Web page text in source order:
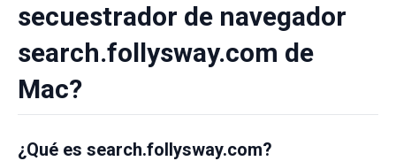
secuestrador de navegador
search.follysway.com de
Mac?
¿Qué es search.follysway.com?